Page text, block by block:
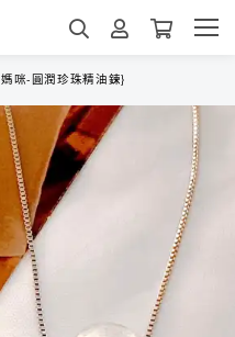
咪-圓潤珍珠精油鍊}